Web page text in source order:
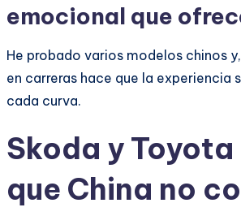
emocional que
He probado varios modelos chinos
en carreras hace que la experiencia
cada curva.
Skoda y
que China no